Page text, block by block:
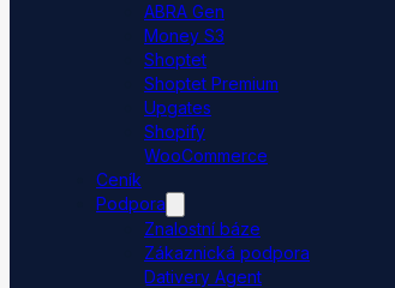
ABRA Gen
Money S3
Shoptet
Shoptet Premium
Upgates
Shopify
WooCommerce
Ceník
Podpora
Znalostní báze
Zákaznická podpora
Dativery Agent